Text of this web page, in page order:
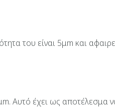
του είναι 5μm και
Αυτό έχει ως αποτέλεσμα